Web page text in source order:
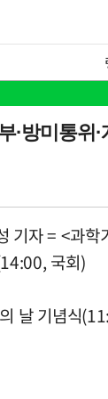
·방미통위
기자 = <과학
국회)
날 기념식